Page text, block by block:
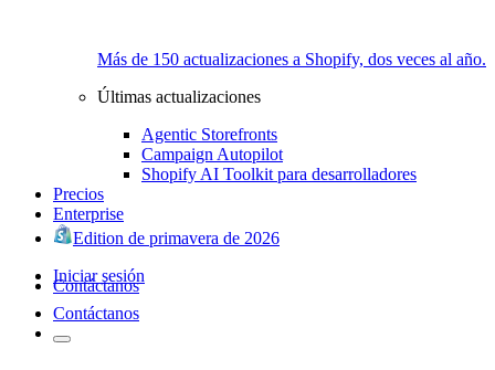
Más de 150 actualizaciones a Shopify, dos veces al año.
Últimas actualizaciones
Agentic Storefronts
Campaign Autopilot
Shopify AI Toolkit para desarrolladores
Precios
Enterprise
Edition de primavera de 2026
Iniciar sesión
Contáctanos
Contáctanos